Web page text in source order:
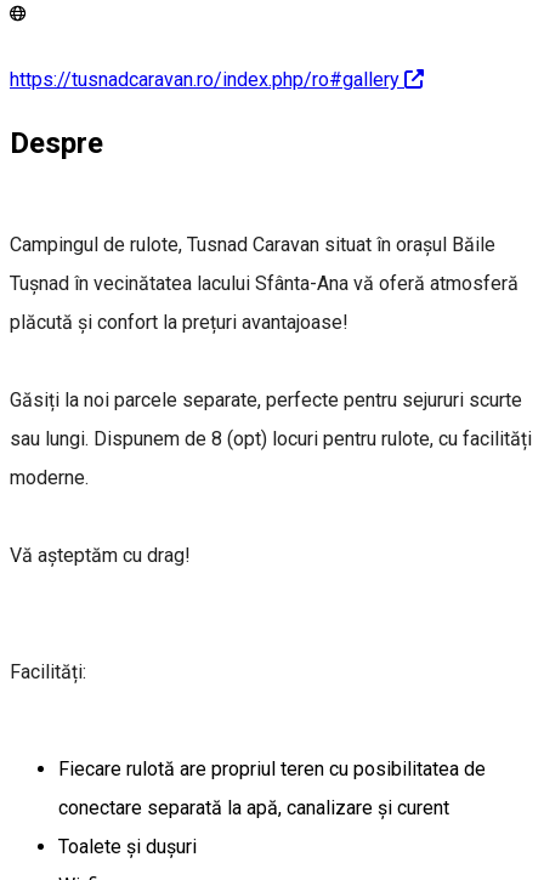
https://tusnadcaravan.ro/index.php/ro#gallery
Despre
Campingul de rulote, Tusnad Caravan situat în orașul Băile
Tușnad în vecinătatea lacului Sfânta-Ana vă oferă atmosferă
plăcută și confort la prețuri avantajoase!
Găsiți la noi parcele separate, perfecte pentru sejururi scurte
sau lungi. Dispunem de 8 (opt) locuri pentru rulote, cu facilități
moderne.
Vă așteptăm cu drag!
Facilități:
Fiecare rulotă are propriul teren cu posibilitatea de
conectare separată la apă, canalizare și curent
Toalete și dușuri